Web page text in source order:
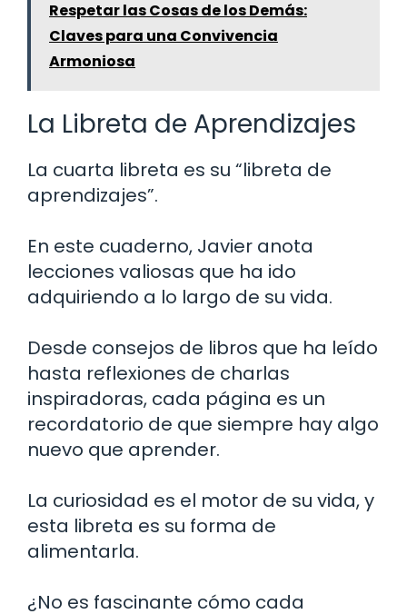
Respetar las Cosas de los Demás:
Claves para una Convivencia
Armoniosa
La Libreta de Aprendizajes
La cuarta libreta es su “libreta de
aprendizajes”.
En este cuaderno, Javier anota
lecciones valiosas que ha ido
adquiriendo a lo largo de su vida.
Desde consejos de libros que ha leído
hasta reflexiones de charlas
inspiradoras, cada página es un
recordatorio de que siempre hay algo
nuevo que aprender.
La curiosidad es el motor de su vida, y
esta libreta es su forma de
alimentarla.
¿No es fascinante cómo cada